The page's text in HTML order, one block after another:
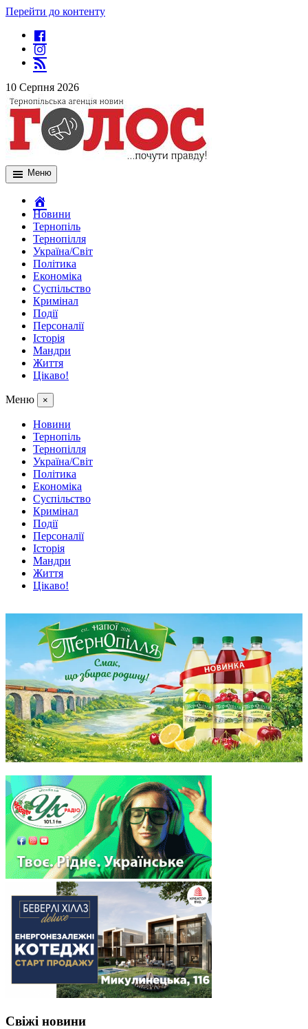
Перейти до контенту
10 Серпня 2026
Меню
Новини
Тернопіль
Тернопілля
Україна/Світ
Політика
Економіка
Суспільство
Кримінал
Події
Персоналії
Історія
Мандри
Життя
Цікаво!
Меню ×
Новини
Тернопіль
Тернопілля
Україна/Світ
Політика
Економіка
Суспільство
Кримінал
Події
Персоналії
Історія
Мандри
Життя
Цікаво!
Свіжі новини